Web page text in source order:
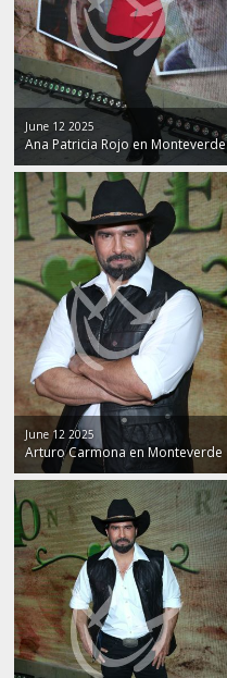
June 12 2025
Ana Patricia Rojo en Monteverde
June 12 2025
Arturo Carmona en Monteverde